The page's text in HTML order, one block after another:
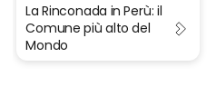
La Rinconada in Perù: il
Comune più alto del
Mondo